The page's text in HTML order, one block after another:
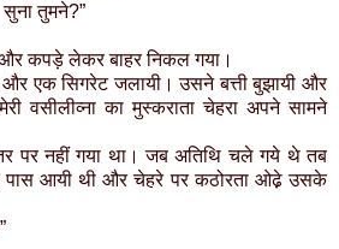
सुना तुमने?”
कपड़े लेकर बाहर निकल गया।
और एक सिगरेट जलायी। उसने बत्ती बुझायी और
वसीलीव्ना का मुस्कराता चेहरा अपने सामने
पर नहीं गया था। जब अतिथि चले गये थे तब
पास आयी थी और चेहरे पर कठोरता ओढे़ उसके